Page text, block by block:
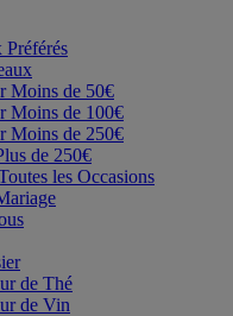
Préférés
Moins de 50€
Moins de 100€
Moins de 250€
de 250€
les Occasions
de Thé
de Vin